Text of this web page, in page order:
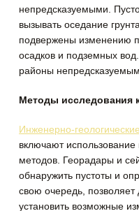
непредсказуемыми.
вызывать оседание
подвержены изменению
осадков и подземных
районы
Методы исследования
Инженерно-
включают
методов. Георадары и
обнаружить пустоты и
свою очередь, позволяет
установить возможные